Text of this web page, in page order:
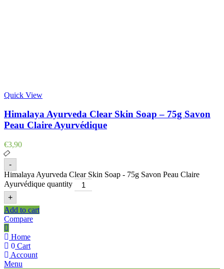
Quick View
Himalaya Ayurveda Clear Skin Soap – 75g Savon
Peau Claire Ayurvédique
€3,90
-
Himalaya Ayurveda Clear Skin Soap - 75g Savon Peau Claire
Ayurvédique quantity
+
Add to cart
Compare
Home
0 Cart
Account
Menu